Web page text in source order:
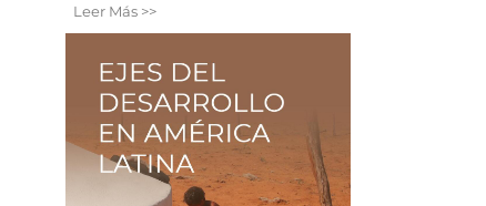
Leer Más >>